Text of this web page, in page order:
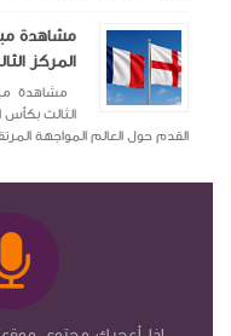
مشاهدة
المركز
مشاهدة
القدم حول العالم المواجهة